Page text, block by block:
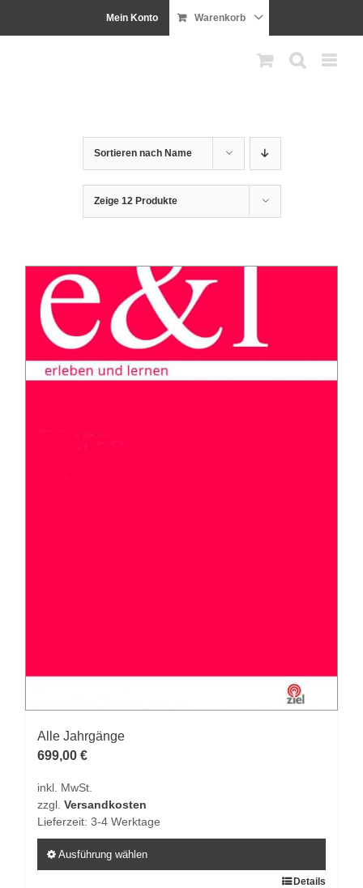
Mein Konto Warenkorb
Sortieren nach Name
Zeige 12 Produkte
Alle Jahrgänge
699,00 €
inkl. MwSt.
zzgl. Versandkosten
Lieferzeit: 3-4 Werktage
Ausführung wählen
Details